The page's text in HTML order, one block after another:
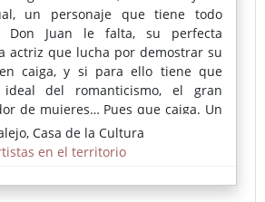
un personaje que tiene todo
Don Juan le falta, su perfecta
actriz que lucha por demostrar su
caiga, y si para ello tiene que
del romanticismo, el gran
de mujeres… Pues que caiga. Un
rompe todas las reglas. ¿Dónde
y acaba la actriz, qué es
Casa de la Cultura
en el territorio